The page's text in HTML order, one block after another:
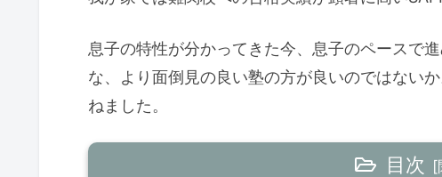
息子の特性が分かってきた今、息子のペースで
な、より面倒見の良い塾の方が良いのではない
ねました。
目次